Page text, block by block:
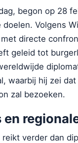
begon op 28
doelen. Volgens
directe
geleid tot
waarbij hij zei
zal bezoeken.
verder dan